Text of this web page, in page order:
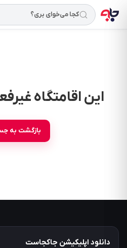
کجا می‌خوای بری؟
این اقامتگاه
بازگشت به
دانلود اپلیکیشن جاکجاست